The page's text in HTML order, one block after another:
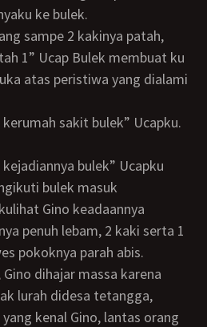
ke bulek.
1” Ucap Bulek membuat ku
atas peristiwa yang dialami
kerumah sakit bulek” Ucapku.
bulek masuk
Gino keadaannya
penuh lebam, 2 kaki serta 1
pokoknya parah abis.
lurah didesa tetangga,
kenal Gino, lantas orang